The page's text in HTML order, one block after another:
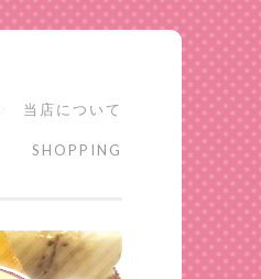
当店について
SHOPPING